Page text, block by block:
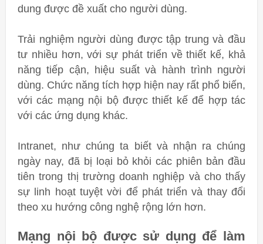
dung được đề xuất cho người dùng.
Trải nghiệm người dùng được tập trung và đầu
tư nhiều hơn, với sự phát triển về thiết kế, khả
năng tiếp cận, hiệu suất và hành trình người
dùng. Chức năng tích hợp hiện nay rất phổ biến,
với các mạng nội bộ được thiết kế để hợp tác
với các ứng dụng khác.
Intranet, như chúng ta biết và nhận ra chúng
ngày nay, đã bị loại bỏ khỏi các phiên bản đầu
tiên trong thị trường doanh nghiệp và cho thấy
sự linh hoạt tuyệt vời để phát triển và thay đổi
theo xu hướng công nghệ rộng lớn hơn.
Mạng nội bộ được sử dụng để làm